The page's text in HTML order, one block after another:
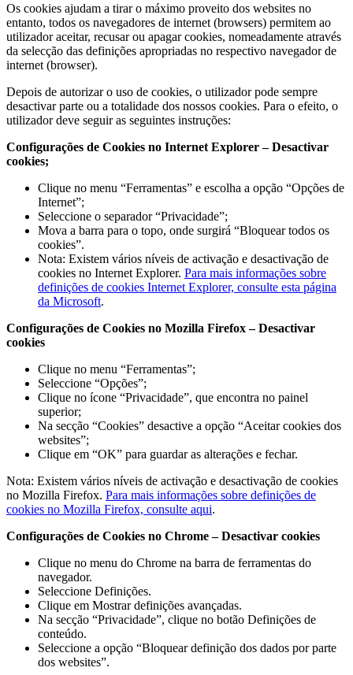
Os cookies ajudam a tirar o máximo proveito dos websites no
entanto, todos os navegadores de internet (browsers) permitem ao
utilizador aceitar, recusar ou apagar cookies, nomeadamente através
da selecção das definições apropriadas no respectivo navegador de
internet (browser).
Depois de autorizar o uso de cookies, o utilizador pode sempre
desactivar parte ou a totalidade dos nossos cookies. Para o efeito, o
utilizador deve seguir as seguintes instruções:
Configurações de Cookies no Internet Explorer – Desactivar
cookies;
Clique no menu “Ferramentas” e escolha a opção “Opções de
Internet”;
Seleccione o separador “Privacidade”;
Mova a barra para o topo, onde surgirá “Bloquear todos os
cookies”.
Nota: Existem vários níveis de activação e desactivação de
cookies no Internet Explorer. Para mais informações sobre
definições de cookies Internet Explorer, consulte esta página
da Microsoft.
Configurações de Cookies no Mozilla Firefox – Desactivar
cookies
Clique no menu “Ferramentas”;
Seleccione “Opções”;
Clique no ícone “Privacidade”, que encontra no painel
superior;
Na secção “Cookies” desactive a opção “Aceitar cookies dos
websites”;
Clique em “OK” para guardar as alterações e fechar.
Nota: Existem vários níveis de activação e desactivação de cookies
no Mozilla Firefox. Para mais informações sobre definições de
cookies no Mozilla Firefox, consulte aqui.
Configurações de Cookies no Chrome – Desactivar cookies
Clique no menu do Chrome na barra de ferramentas do
navegador.
Seleccione Definições.
Clique em Mostrar definições avançadas.
Na secção “Privacidade”, clique no botão Definições de
conteúdo.
Seleccione a opção “Bloquear definição dos dados por parte
dos websites”.